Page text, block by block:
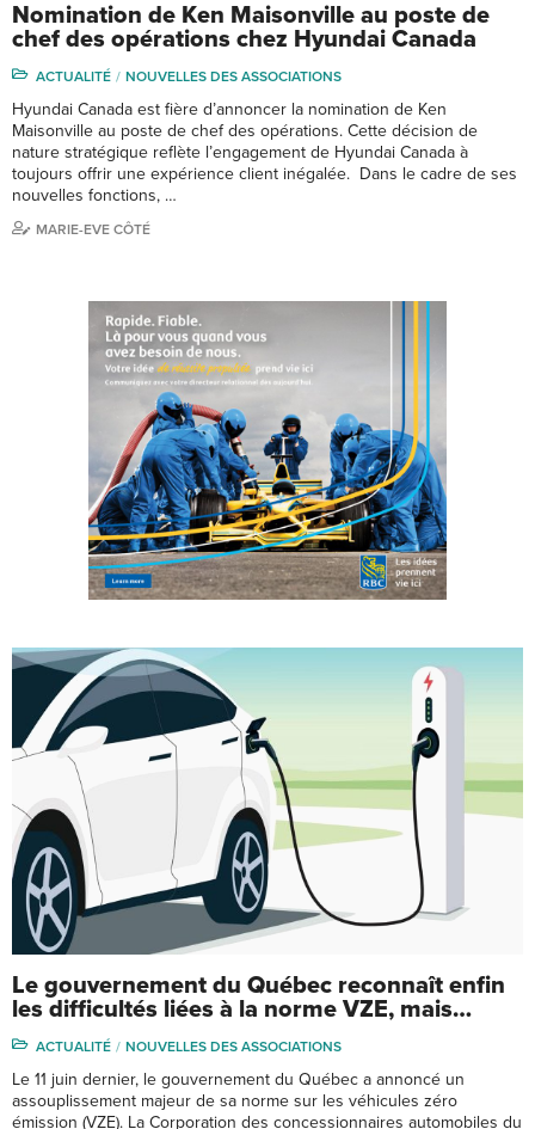
Nomination de Ken Maisonville au poste de
chef des opérations chez Hyundai Canada
ACTUALITÉ NOUVELLES DES ASSOCIATIONS
Hyundai Canada est fière d’annoncer la nomination de Ken
Maisonville au poste de chef des opérations. Cette décision de
nature stratégique reflète l’engagement de Hyundai Canada à
toujours offrir une expérience client inégalée. Dans le cadre de ses
nouvelles fonctions, …
MARIE-EVE CÔTÉ
Le gouvernement du Québec reconnaît enfin
les difficultés liées à la norme VZE, mais…
ACTUALITÉ NOUVELLES DES ASSOCIATIONS
Le 11 juin dernier, le gouvernement du Québec a annoncé un
assouplissement majeur de sa norme sur les véhicules zéro
émission (VZE). La Corporation des concessionnaires automobiles du